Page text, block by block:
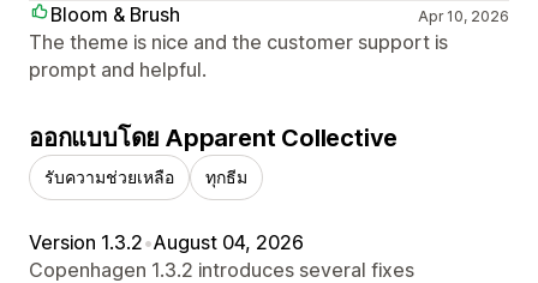
Bloom & Brush
Apr 10, 2026
The theme is nice and the customer support is
prompt and helpful.
ออกแบบโดย Apparent Collective
รับความช่วยเหลือ ทุกธีม
Version 1.3.2•August 04, 2026
Copenhagen 1.3.2 introduces several fixes